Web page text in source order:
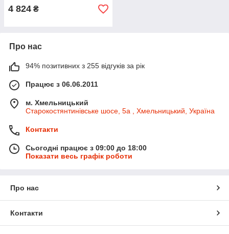
4 824 ₴
Про нас
94% позитивних з 255 відгуків за рік
Працює з 06.06.2011
м. Хмельницький
Старокостянтинівське шосе, 5а , Хмельницький, Україна
Контакти
Сьогодні працює з 09:00 до 18:00
Показати весь графік роботи
Про нас
Контакти